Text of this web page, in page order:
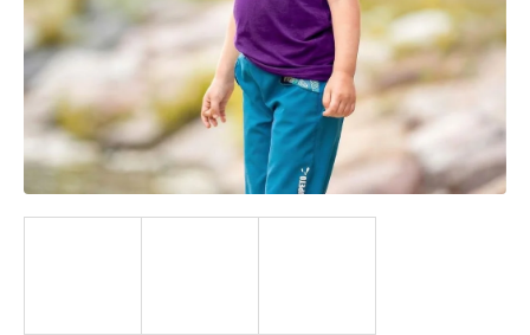
a
j
í
?